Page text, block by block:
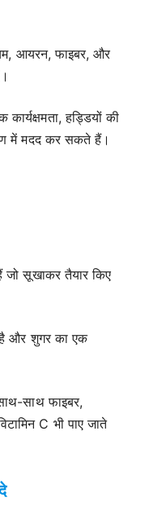
आयरन, फाइबर, और
कार्यक्षमता, हड्डियों की
में मदद कर सकते हैं।
सूखाकर तैयार किए
है और शुगर का एक
साथ फाइबर,
C भी पाए जाते